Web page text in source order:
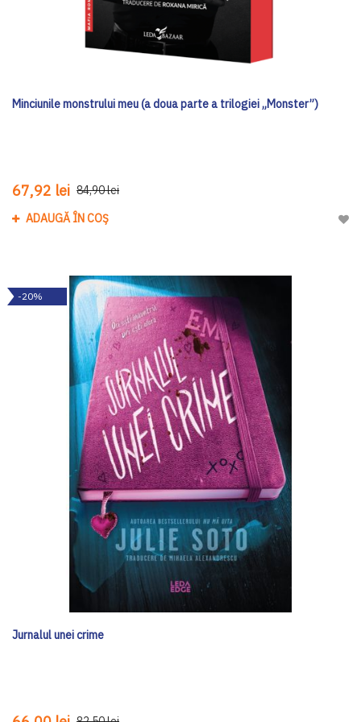
Minciunile monstrului meu (a doua parte a trilogiei „Monster”)
67,92 lei 84,90 lei
ADAUGĂ ÎN COȘ
-20%
Jurnalul unei crime